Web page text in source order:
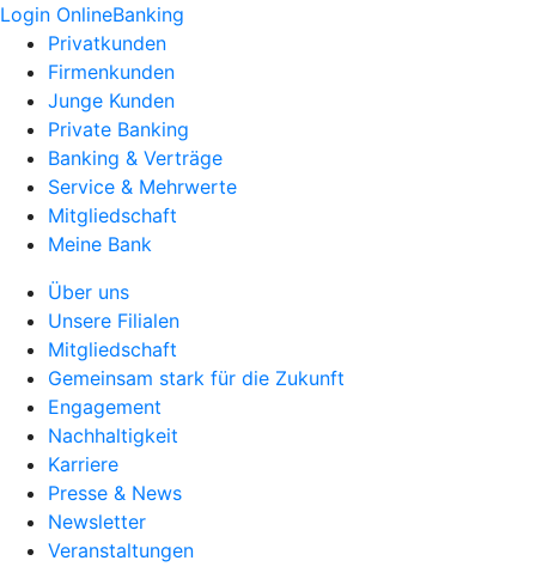
Login OnlineBanking
Privatkunden
Firmenkunden
Junge Kunden
Private Banking
Banking & Verträge
Service & Mehrwerte
Mitgliedschaft
Meine Bank
Über uns
Unsere Filialen
Mitgliedschaft
Gemeinsam stark für die Zukunft
Engagement
Nachhaltigkeit
Karriere
Presse & News
Newsletter
Veranstaltungen